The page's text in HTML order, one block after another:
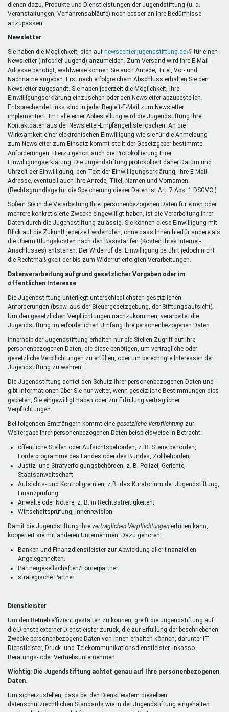
dienen dazu, Produkte und Dienstleistungen der Jugendstiftung (u. a.
Veranstaltungen, Verfahrensabläufe) noch besser an Ihre Bedürfnisse
anzupassen.
Newsletter
Sie haben die Möglichkeit, sich auf newscenter.jugendstiftung.de(Link
ist
extern)
für einen
Newsletter (Infobrief Jugend) anzumelden. Zum Versand wird Ihre E-Mail-
Adresse benötigt, wahlweise können Sie auch Anrede, Titel, Vor- und
Nachname angeben. Erst nach erfolgreichem Abschluss erhalten Sie den
Newsletter zugesandt. Sie haben jederzeit die Möglichkeit, Ihre
Einwilligungserklärung einzusehen oder den Newsletter abzubestellen.
Entsprechende Links sind in jeder Begleit-E-Mail zum Newsletter
implementiert. Im Falle einer Abbestellung wird die Jugendstiftung Ihre
Kontaktdaten aus der Newsletter-Empfängerliste löschen. An die
Wirksamkeit einer elektronischen Einwilligung wie sie für die Anmeldung
zum Newsletter zum Einsatz kommt stellt der Gesetzgeber bestimmte
Anforderungen. Hierzu gehört auch die Protokollierung Ihrer
Einwilligungserklärung. Die Jugendstiftung protokolliert daher Datum und
Uhrzeit der Einwilligung, den Text der Einwilligungserklärung, Ihre E-Mail-
Adresse, eventuell auch Ihre Anrede, Titel, Namen und Vornamen.
(Rechtsgrundlage für die Speicherung dieser Daten ist Art. 7 Abs. 1 DSGVO.)
Sofern Sie in die Verarbeitung Ihrer personenbezogenen Daten für einen oder
mehrere konkretisierte Zwecke eingewilligt haben, ist die Verarbeitung Ihrer
Daten durch die Jugendstiftung zulässig. Sie können diese Einwilligung mit
Blick auf die Zukunft jederzeit widerrufen, ohne dass Ihnen hierfür andere als
die Übermittlungskosten nach den Basistarifen (Kosten Ihres Internet-
Anschlusses) entstehen. Der Widerruf der Einwilligung berührt jedoch nicht
die Rechtmäßigkeit der bis zum Widerruf erfolgten Verarbeitungen.
Datenverarbeitung aufgrund gesetzlicher Vorgaben oder im
öffentlichen Interesse
Die Jugendstiftung unterliegt unterschiedlichsten gesetzlichen
Anforderungen (bspw. aus der Steuergesetzgebung, der Stiftungsaufsicht).
Um den gesetzlichen Verpflichtungen nachzukommen, verarbeitet die
Jugendstiftung im erforderlichen Umfang Ihre personenbezogenen Daten.
Innerhalb der Jugendstiftung erhalten nur die Stellen Zugriff auf Ihre
personenbezogenen Daten, die diese benötigen, um vertragliche oder
gesetzliche Verpflichtungen zu erfüllen, oder um berechtigte Interessen der
Jugendstiftung zu wahren.
Die Jugendstiftung achtet den Schutz Ihrer personenbezogenen Daten und
gibt Informationen über Sie nur weiter, wenn gesetzliche Bestimmungen dies
gebieten, Sie eingewilligt haben oder zur Erfüllung vertraglicher
Verpflichtungen.
Bei folgenden Empfängern kommt eine gesetzliche Verpflichtung zur
Weitergabe Ihrer personenbezogenen Daten beispielsweise in Betracht:
öffentliche Stellen oder Aufsichtsbehörden, z. B. Steuerbehörden,
Förderprogramme des Landes oder des Bundes, Zollbehörden;
Justiz- und Strafverfolgungsbehörden, z. B. Polizei, Gerichte,
Staatsanwaltschaft
Aufsichts- und Kontrollgremien, z.B. das Kuratorium der Jugendstiftung,
Finanzprüfung
Anwälte oder Notare, z. B. in Rechtsstreitigkeiten;
Wirtschaftsprüfung, Innenrevision.
Damit die Jugendstiftung ihre vertraglichen Verpflichtungen erfüllen kann,
kooperiert sie mit anderen Unternehmen. Dazu gehören:
Banken und Finanzdienstleister zur Abwicklung aller finanziellen
Angelegenheiten.
Partnergesellschaften/Förderpartner
strategische Partner
Dienstleister
Um den Betrieb effizient gestalten zu können, greift die Jugendstiftung auf
die Dienste externer Dienstleister zurück, die zur Erfüllung der beschriebenen
Zwecke personenbezogene Daten von Ihnen erhalten können, darunter IT-
Dienstleister, Druck- und Telekommunikationsdienstleister, Inkasso-,
Beratungs- oder Vertriebsunternehmen.
Wichtig: Die Jugendstiftung achtet genau auf Ihre personenbezogenen
Daten
Um sicherzustellen, dass bei den Dienstleistern dieselben
datenschutzrechtlichen Standards wie in der Jugendstiftung eingehalten